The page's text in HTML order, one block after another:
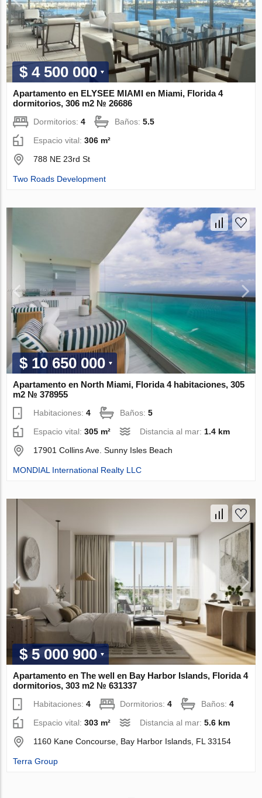
$ 4 500 000
Apartamento en ELYSEE MIAMI en Miami, Florida 4
dormitorios, 306 m2 № 26686
Dormitorios:4 Baños:5.5
Espacio vital:306 m²
788 NE 23rd St
Two Roads Development
$ 10 650 000
Apartamento en North Miami, Florida 4 habitaciones, 305
m2 № 378955
Habitaciones:4 Baños:5
Espacio vital:305 m² Distancia al mar: 1.4 km
17901 Collins Ave. Sunny Isles Beach
MONDIAL International Realty LLC
$ 5 000 900
Apartamento en The well en Bay Harbor Islands, Florida 4
dormitorios, 303 m2 № 631337
Habitaciones:4 Dormitorios:4 Baños:4
Espacio vital:303 m² Distancia al mar:5.6 km
1160 Kane Concourse, Bay Harbor Islands, FL 33154
Terra Group